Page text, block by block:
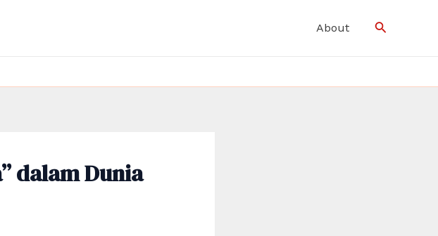
About Search
dalam Dunia